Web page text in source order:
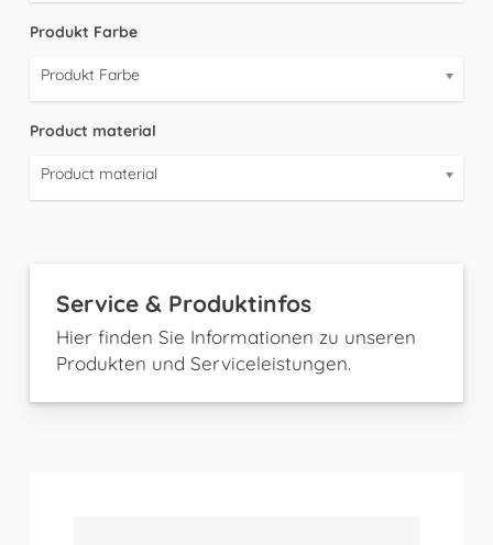
Produkt Farbe
Produkt Farbe
Product material
Product material
Service & Produktinfos
Hier finden Sie Informationen zu unseren
Produkten und Serviceleistungen.